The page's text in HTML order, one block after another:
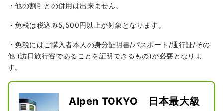
・他の割引との併用は出来ません。
・免税は税込み5,500円以上が対象となります。
・免税にはご購入者本人の身分証明書/パスポート/通行証/その
他 (訪日旅行客であることを証明できるもの)が必要となりま
す。
Alpen TOKYO 日本最大級